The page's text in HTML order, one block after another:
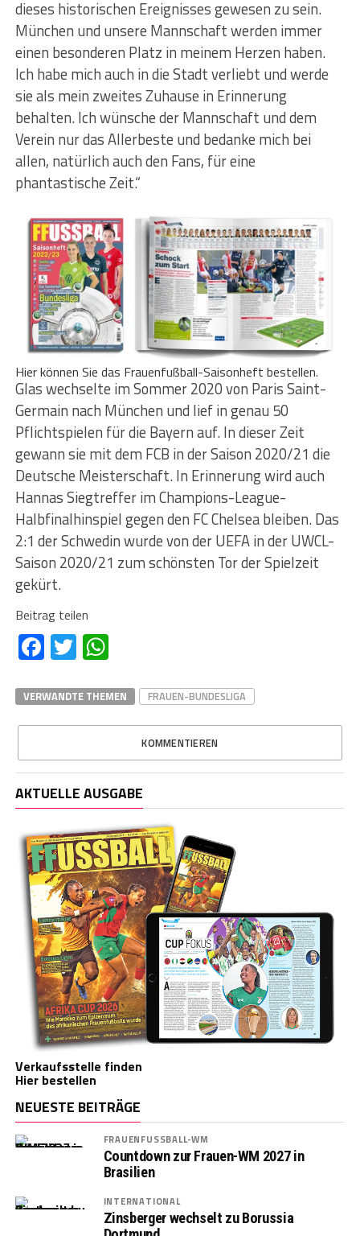
dieses historischen Ereignisses gewesen zu sein.
München und unsere Mannschaft werden immer
einen besonderen Platz in meinem Herzen haben.
Ich habe mich auch in die Stadt verliebt und werde
sie als mein zweites Zuhause in Erinnerung
behalten. Ich wünsche der Mannschaft und dem
Verein nur das Allerbeste und bedanke mich bei
allen, natürlich auch den Fans, für eine
phantastische Zeit.“
Hier können Sie das Frauenfußball-Saisonheft bestellen.
Glas wechselte im Sommer 2020 von Paris Saint-
Germain nach München und lief in genau 50
Pflichtspielen für die Bayern auf. In dieser Zeit
gewann sie mit dem FCB in der Saison 2020/21 die
Deutsche Meisterschaft. In Erinnerung wird auch
Hannas Siegtreffer im Champions-League-
Halbfinalhinspiel gegen den FC Chelsea bleiben. Das
2:1 der Schwedin wurde von der UEFA in der UWCL-
Saison 2020/21 zum schönsten Tor der Spielzeit
gekürt.
Beitrag teilen
Facebook
TwitterWhatsApp
VERWANDTE THEMEN FRAUEN-BUNDESLIGA
KOMMENTIEREN
AKTUELLE AUSGABE
Verkaufsstelle finden
Hier bestellen
NEUESTE BEITRÄGE
FRAUENFUSSBALL-WM
Countdown zur Frauen-WM 2027 in
Brasilien
INTERNATIONAL
Zinsberger wechselt zu Borussia